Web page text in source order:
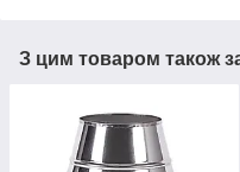
З цим товаром також